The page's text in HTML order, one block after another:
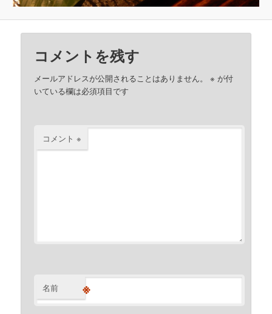
コメントを残す
メールアドレスが公開されることはありません。 ※ が付
いている欄は必須項目です
コメント※
名前 ※